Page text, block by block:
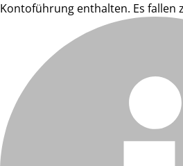
Kontoführung enthalten. Es fallen